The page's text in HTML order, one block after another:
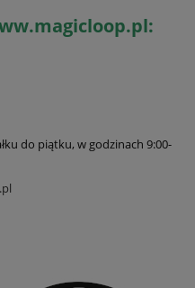
do piątku, w godzinach 9:00-